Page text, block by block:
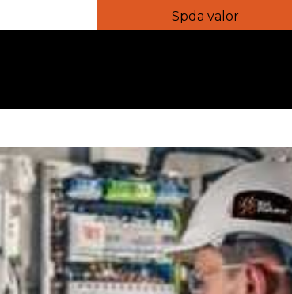
Spda valor